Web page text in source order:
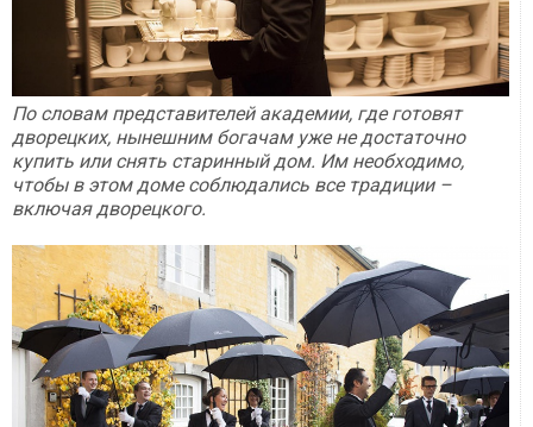
По словам представителей академии, где готовят
дворецких, нынешним богачам уже не достаточно
купить или снять старинный дом. Им необходимо,
чтобы в этом доме соблюдались все традиции –
включая дворецкого.